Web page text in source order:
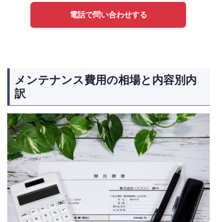
電話で問い合わせする
メンテナンス費用の相場と内容別内
訳